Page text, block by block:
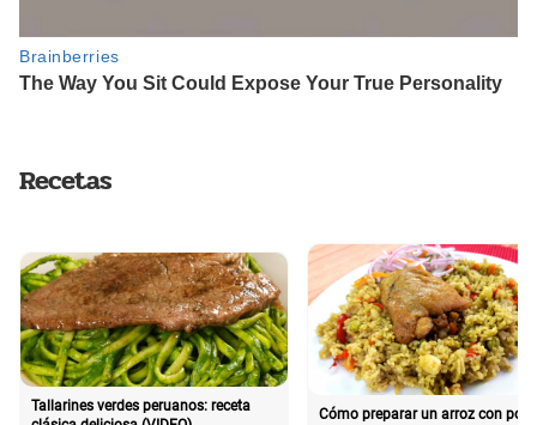
Recetas
Tallarines verdes peruanos: receta
Cómo preparar un arroz con pollo